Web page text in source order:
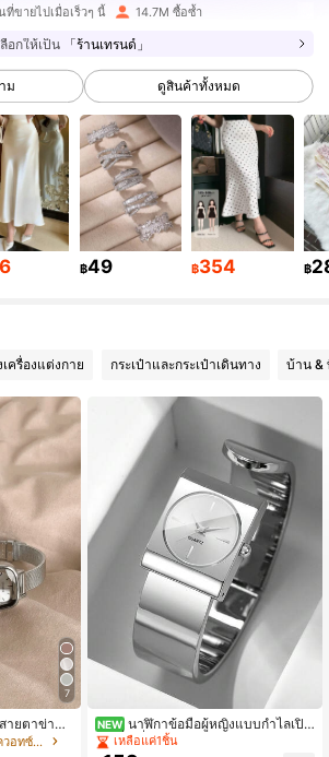
ผู้ติดตาม
ผู้ติดตาม
ผู้ติดตาม
ผู้ติดตาม
ผู้ติดตาม
ผู้ติดตาม
ผู้ติดตาม
ที่ขายไปเมื่อเร็วๆ นี้ 14.7M ซื้อซ้ำ
อกให้เป็น 「ร้านเทรนด์」
ม ดูสินค้าทั้งหมด
฿49 ฿354 ฿
ครื่องแต่งกาย กระเป๋าและกระเป๋าเดินทาง บ้าน &
7
ยตาข่ายแ
ยสำหรับผู้
ใน กันน้ำ นาฬิกาควอทซ์ผู้หญิง
NEW นาฬิกาข้อมือผู้หญิงแบบกำไลเปิด
ทรงสี่เหลี่ยมเรขาคณิต หน้าปัดแท่งมินิ
เหลือแค่1ชิ้น